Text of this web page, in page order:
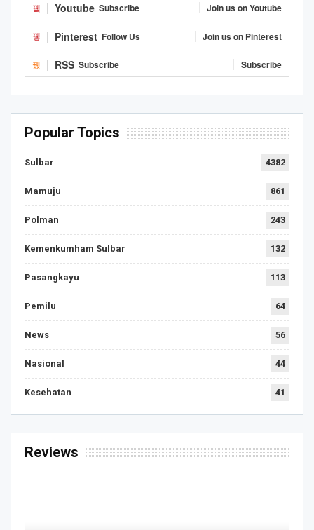
Youtube Subscribe Join us on Youtube
Pinterest Follow Us Join us on Pinterest
RSS Subscribe Subscribe
Popular Topics
Sulbar 4382
Mamuju 861
Polman 243
Kemenkumham Sulbar 132
Pasangkayu 113
Pemilu 64
News 56
Nasional 44
Kesehatan 41
Reviews